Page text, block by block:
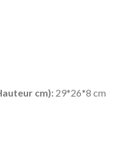
cm):29*26*8 cm